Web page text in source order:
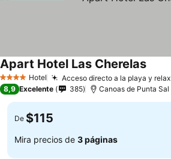
4 EstrellasHotel Acceso directo a la playa y relax
Apart Hotel Las Cherelas
8,9 Excelente 385 Canoas de Punta Sal
De $115
Mira precios de 3 páginas